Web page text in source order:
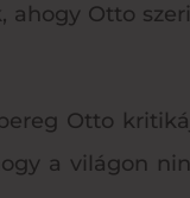
ahogy Otto
Otto
a világon